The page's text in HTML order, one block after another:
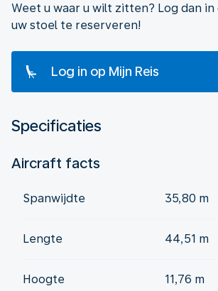
Weet u waar u wilt zitten? Log dan in
uw stoel te reserveren!
Log in op Mijn Reis
Specificaties
Aircraft facts
Spanwijdte 35,80 m
Lengte 44,51 m
Hoogte 11,76 m